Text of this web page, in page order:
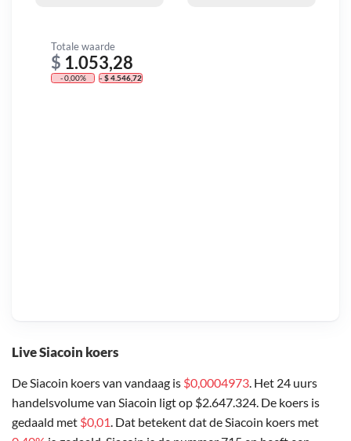
Live Siacoin koers
De Siacoin koers van vandaag is $0,0004973. Het 24 uurs
handelsvolume van Siacoin ligt op $2.647.324. De koers is
gedaald met $0,01. Dat betekent dat de Siacoin koers met
Totale waarde
$ 1.053,28
- 0,00% - $ 4.546,72